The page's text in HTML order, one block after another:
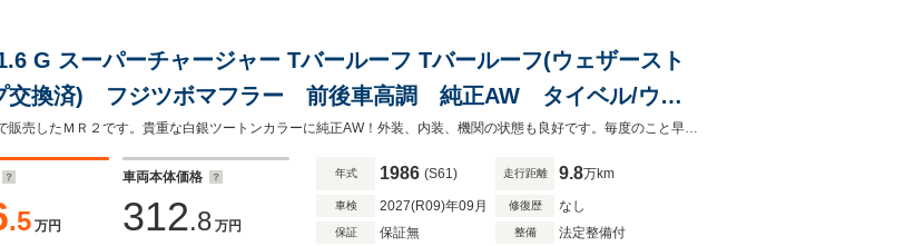
G スーパーチャージャー Tバールーフ Tバールーフ(ウェザースト
交換済) フジツボマフラー 前後車高調 純正AW タイベル/ウォ
ポンプ/サーモスタット/ACコンプレッサー/レシーバータンク交換
タネーターリビルト品
以前当店で販売したＭＲ２です。貴重な白銀ツートンカラーに純正AW！外装、内装、機関の状態も良好です。毎度のこと早い者勝ちです。
.5 万円
車両本体価格
312.8 万円
年式 1986 (S61) 走行距離 9.8万km
車検 2027(R09)年09月 修復歴 なし
保証 保証無 整備 法定整備付